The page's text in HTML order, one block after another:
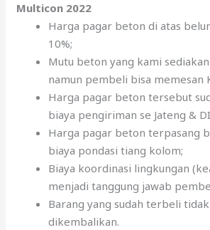
Multicon 2022
Harga pagar beton di atas
10%;
Mutu beton yang kami
namun pembeli bisa memesan
Harga pagar beton tersebut
biaya pengiriman se Jateng &
Harga pagar beton terpasang
biaya pondasi tiang kolom;
Biaya koordinasi lingkungan
menjadi tanggung jawab
Barang yang sudah terbeli
dikembalikan.